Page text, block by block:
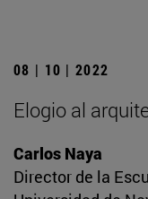
08 | 10 | 2022
Elogio al
Carlos Naya
Director de la